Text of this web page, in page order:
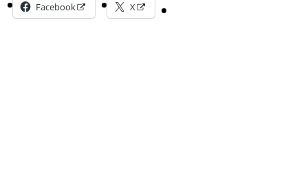
Facebook X